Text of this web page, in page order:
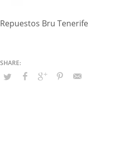
Repuestos Bru Tenerife